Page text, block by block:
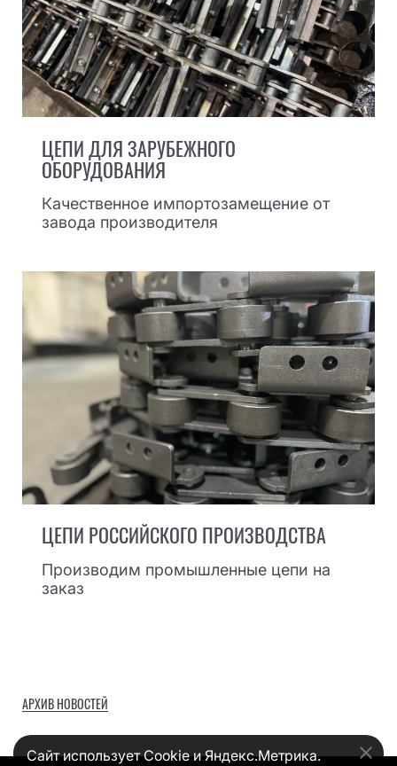
ЦЕПИ ДЛЯ ЗАРУБЕЖНОГО
ОБОРУДОВАНИЯ
Качественное импортозамещение от
завода производителя
ЦЕПИ РОССИЙСКОГО ПРОИЗВОДСТВА
Производим промышленные цепи на
заказ
АРХИВ НОВОСТЕЙ
Сайт использует Cookie и Яндекс.Метрика.